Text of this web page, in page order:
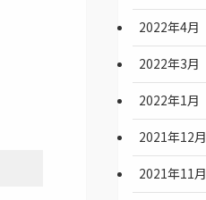
2022年4月
2022年3月
2022年1月
2021年12月
2021年11月